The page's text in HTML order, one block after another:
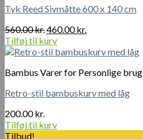
Tyk Reed Sivmåtte 600 x 140 cm
560.00kr.Den
oprindelige
pris
560.00 kr..
460.00kr.
pris
460.00 kr..
Tilføj til kurv
Bambus Varer for Personlige brug
Retro-stil bambuskurv med låg
200.00kr.
Tilføj til kurv
Tilbud!